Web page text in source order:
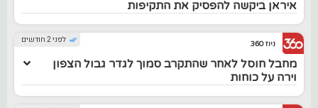
איראן ביקשה להפסיק את התקיפות
לפני 2 חודשים ניוז 360
מחבל חוסל לאחר שהתקרב סמוך לגדר גבול הצפון
וירה על כוחות